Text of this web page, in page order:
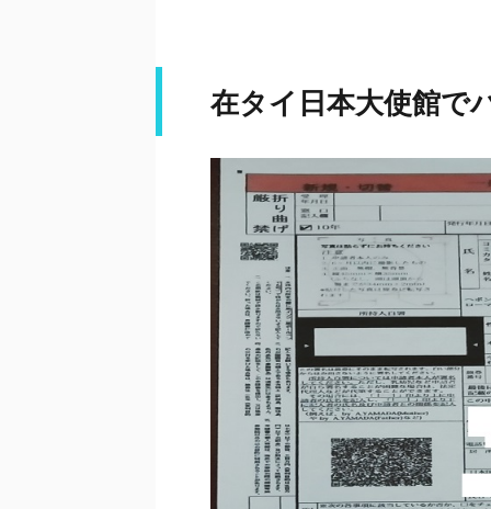
在タイ日本大使館で